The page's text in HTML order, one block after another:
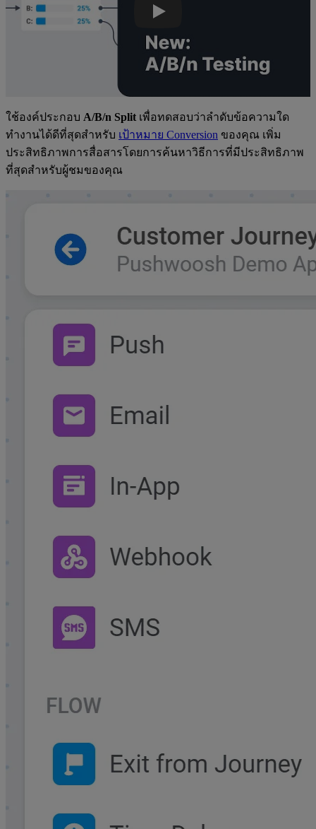
ใช้องค์ประกอบ A/B/n Split เพื่อทดสอบว่าลำดับข้อความใด
ทำงานได้ดีที่สุดสำหรับ เป้าหมาย Conversion ของคุณ เพิ่ม
ประสิทธิภาพการสื่อสารโดยการค้นหาวิธีการที่มีประสิทธิภาพ
ที่สุดสำหรับผู้ชมของคุณ